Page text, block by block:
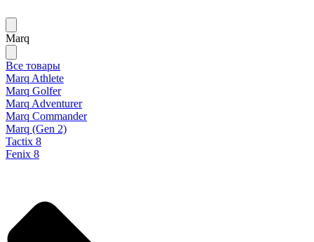
Marq
Все товары
Marq Athlete
Marq Golfer
Marq Adventurer
Marq Commander
Marq (Gen 2)
Tactix 8
Fenix 8